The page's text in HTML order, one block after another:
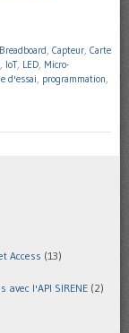
Breadboard, Capteur, Carte
, IoT, LED, Micro-
d'essai, programmation,
Access (13)
l'API SIRENE (2)